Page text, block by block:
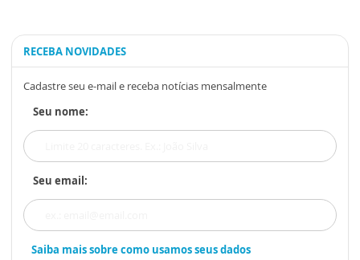
RECEBA NOVIDADES
Cadastre seu e-mail e receba notícias mensalmente
Seu nome:
Seu email:
Saiba mais sobre como usamos seus dados